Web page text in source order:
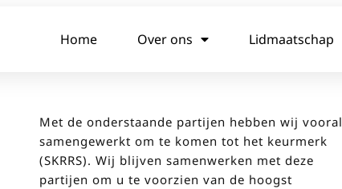
Home Over ons Lidmaatschap
Met de onderstaande partijen hebben wij vooral
samengewerkt om te komen tot het keurmerk
(SKRRS). Wij blijven samenwerken met deze
partijen om u te voorzien van de hoogst
mogelijke kwaliteit, de meest waardevolle
informatie en een zo sterk mogelijke lobby